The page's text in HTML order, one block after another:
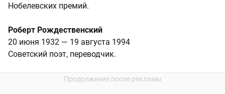
Нобелевских премий.
Роберт Рождественский
20 июня 1932 — 19 августа 1994
Советский поэт, переводчик.